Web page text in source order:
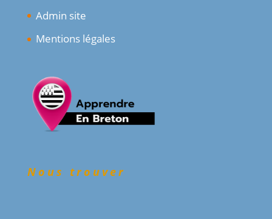
Admin site
Mentions légales
Nous trouver